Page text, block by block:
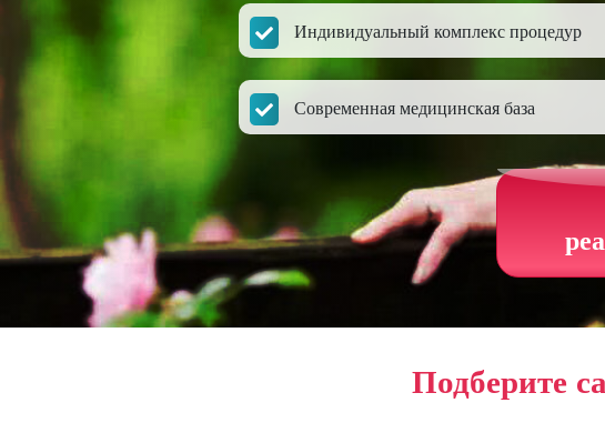
Индивидуальный комплекс процедур
Современная медицинская база
Подберите